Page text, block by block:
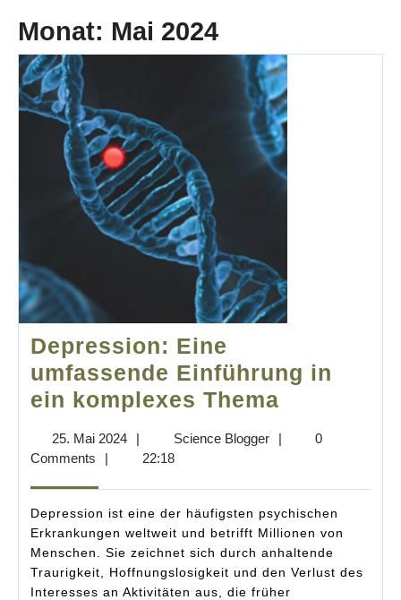
Monat: Mai 2024
Depression: Eine
umfassende Einführung in
ein komplexes Thema
in
ein
komplexes
Thema
25. Mai 202425.
Mai
| Science BloggerScience
|
0
Comments
| 22:18
Depression ist eine der häufigsten psychischen
Erkrankungen weltweit und betrifft Millionen von
Menschen. Sie zeichnet sich durch anhaltende
Traurigkeit, Hoffnungslosigkeit und den Verlust des
Interesses an Aktivitäten aus, die früher